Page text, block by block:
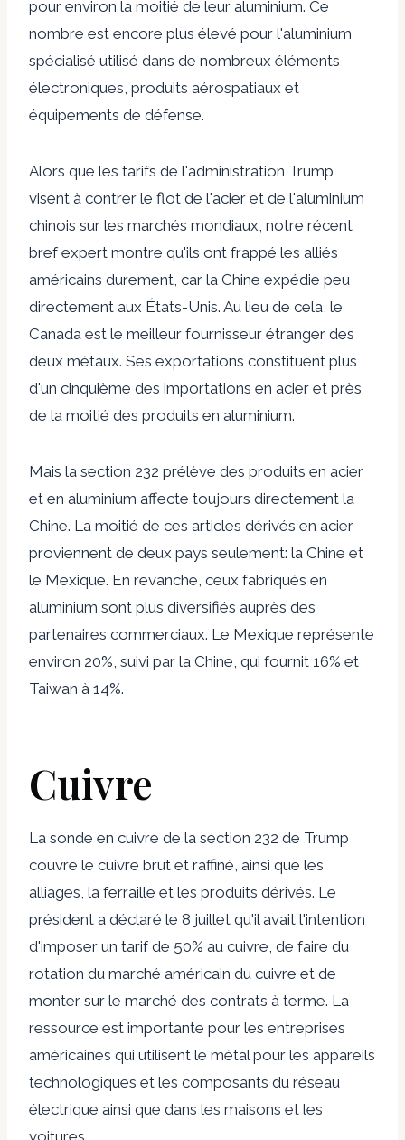
pour environ la moitié de leur aluminium. Ce
nombre est encore plus élevé pour l'aluminium
spécialisé utilisé dans de nombreux éléments
électroniques, produits aérospatiaux et
équipements de défense.
Alors que les tarifs de l'administration Trump
visent à contrer le flot de l'acier et de l'aluminium
chinois sur les marchés mondiaux, notre récent
bref expert montre qu'ils ont frappé les alliés
américains durement, car la Chine expédie peu
directement aux États-Unis. Au lieu de cela, le
Canada est le meilleur fournisseur étranger des
deux métaux. Ses exportations constituent plus
d'un cinquième des importations en acier et près
de la moitié des produits en aluminium.
Mais la section 232 prélève des produits en acier
et en aluminium affecte toujours directement la
Chine. La moitié de ces articles dérivés en acier
proviennent de deux pays seulement: la Chine et
le Mexique. En revanche, ceux fabriqués en
aluminium sont plus diversifiés auprès des
partenaires commerciaux. Le Mexique représente
environ 20%, suivi par la Chine, qui fournit 16% et
Taiwan à 14%.
Cuivre
La sonde en cuivre de la section 232 de Trump
couvre le cuivre brut et raffiné, ainsi que les
alliages, la ferraille et les produits dérivés. Le
président a déclaré le 8 juillet qu'il avait l'intention
d'imposer un tarif de 50% au cuivre, de faire du
rotation du marché américain du cuivre et de
monter sur le marché des contrats à terme. La
ressource est importante pour les entreprises
américaines qui utilisent le métal pour les appareils
technologiques et les composants du réseau
électrique ainsi que dans les maisons et les
voitures.